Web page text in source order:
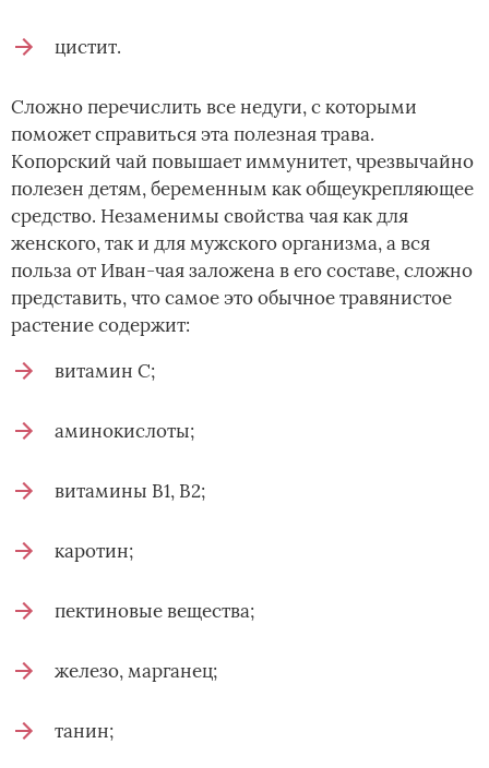
цистит.
Сложно перечислить все недуги, с которыми
поможет справиться эта полезная трава.
Копорский чай повышает иммунитет, чрезвычайно
полезен детям, беременным как общеукрепляющее
средство. Незаменимы свойства чая как для
женского, так и для мужского организма, а вся
польза от Иван-чая заложена в его составе, сложно
представить, что самое это обычное травянистое
растение содержит:
витамин С;
аминокислоты;
витамины В1, В2;
каротин;
пектиновые вещества;
железо, марганец;
танин;